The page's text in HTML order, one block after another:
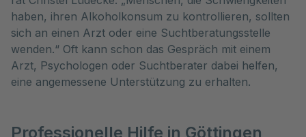
haben, ihren Alkoholkonsum zu kontrollieren, sollten
sich an einen Arzt oder eine Suchtberatungsstelle
wenden.“ Oft kann schon das Gespräch mit einem
Arzt, Psychologen oder Suchtberater dabei helfen,
eine angemessene Unterstützung zu erhalten.
Professionelle Hilfe in Göttingen